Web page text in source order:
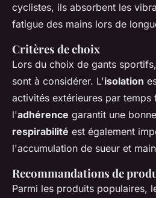
cyclistes, ils absorbent les
fatigue des mains lors de
Critères de choix
Lors du choix de gants
sont à considérer. L'isolation
activités extérieures par
l'adhérence garantit une
respirabilité est également
l'accumulation de sueur et
Recommandations de
Parmi les produits populaires,